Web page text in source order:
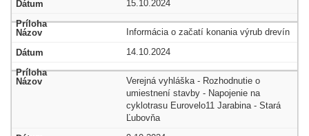
15.10.2024
Informácia o začatí konania výrub drevín
14.10.2024
Verejná vyhláška - Rozhodnutie o
umiestnení stavby - Napojenie na
cyklotrasu Eurovelo11 Jarabina - Stará
Ľubovňa